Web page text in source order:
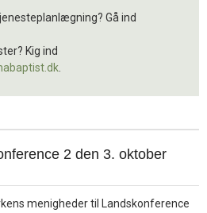
Gå ind
Kig ind
2 den 3. oktober
menigheder til Landskonference